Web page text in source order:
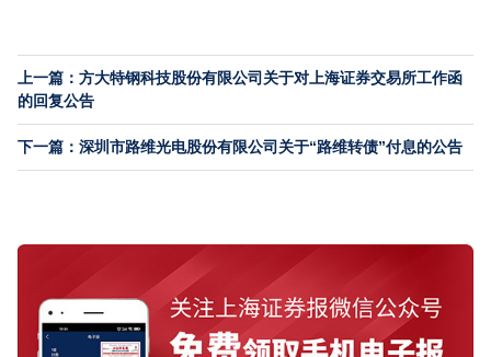
上一篇：方大特钢科技股份有限公司关于对上海证券交易所工作函
的回复公告
下一篇：深圳市路维光电股份有限公司关于“路维转债”付息的公告